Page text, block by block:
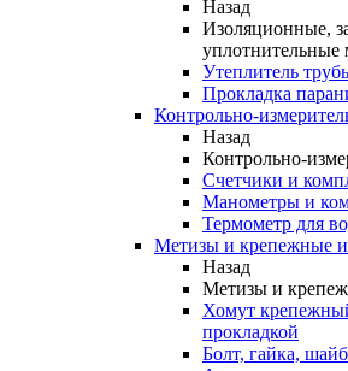
Назад
Изоляционные,
уплотнительные
Утеплитель
Прокладка
Контрольно-
Назад
Контрольно-
Счетчики и
Манометры и
Термометр для
Метизы и крепежные
Назад
Метизы и
Хомут
прокладкой
Болт, гайка,